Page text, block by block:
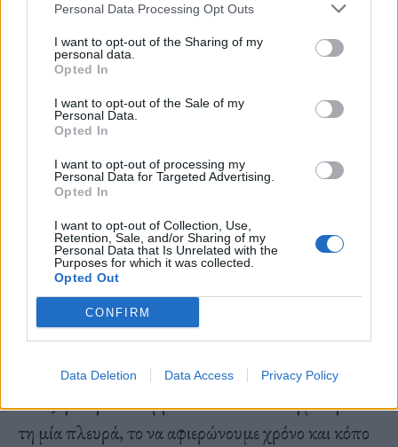
Personal Data Processing Opt Outs
I want to opt-out of the Sharing of my
personal data.
Opted In
I want to opt-out of the Sale of my
Personal Data.
Opted In
I want to opt-out of processing my
Personal Data for Targeted Advertising.
Opted In
I want to opt-out of Collection, Use,
Retention, Sale, and/or Sharing of my
Personal Data that Is Unrelated with the
Purposes for which it was collected.
Opted Out
CONFIRM
Data Deletion Data Access Privacy Policy
Netflix, την παρακινεί σε πιο απαιτητικές και
δημιουργικές δραστηριότητες.
Δραστηριότητες όπως η κατασκευή μιας
πολύπλοκης βιβλιοθήκης ή το μαγείρεμα ενός
γεύματος από το μηδέν, υποτίθεται ότι ενισχύουν
μέσω του λεγόμενου «φαινομένου ΙΚΕΑ». Είναι,
λοιπόν, ένα έξυπνο trick που όντως μπορεί να
βοηθήσει ή απλώς μια μορφή ψυχολογικής
χειραγώγησης;
Ίσως η αλήθεια να βρίσκεται κάπου στη μέση. Από
τη μία πλευρά, το να αφιερώνουμε χρόνο και κόπο